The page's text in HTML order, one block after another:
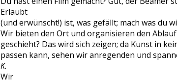
Erlaubt
(und erwünscht!) ist, was gefällt; mach was du
Wir bieten den Ort und organisieren den
geschieht? Das wird sich zeigen; da Kunst in
passen kann, sehen wir anregenden und
K.
Wir